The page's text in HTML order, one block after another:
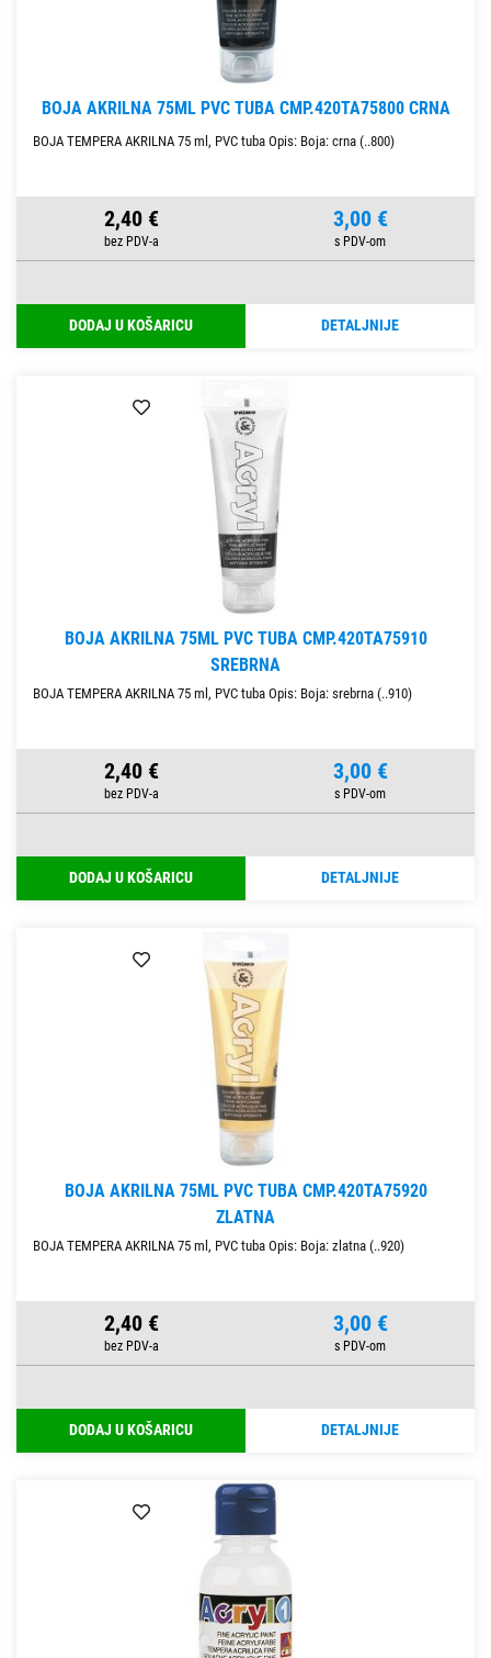
BOJA AKRILNA 75ML PVC TUBA CMP.420TA75800 CRNA
BOJA TEMPERA AKRILNA 75 ml, PVC tuba Opis: Boja: crna (..800)
2,40 € 3,00 €
DODAJ U KOŠARICU DETALJNIJE
BOJA AKRILNA 75ML PVC TUBA CMP.420TA75910
SREBRNA
BOJA TEMPERA AKRILNA 75 ml, PVC tuba Opis: Boja: srebrna (..910)
2,40 € 3,00 €
DODAJ U KOŠARICU DETALJNIJE
BOJA AKRILNA 75ML PVC TUBA CMP.420TA75920
ZLATNA
BOJA TEMPERA AKRILNA 75 ml, PVC tuba Opis: Boja: zlatna (..920)
2,40 € 3,00 €
DODAJ U KOŠARICU DETALJNIJE